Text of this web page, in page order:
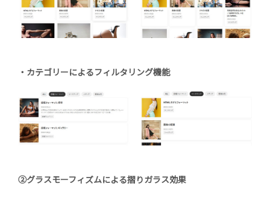
・カテゴリーによるフィルタリング機能
②グラスモーフィズムによる摺りガラス効果